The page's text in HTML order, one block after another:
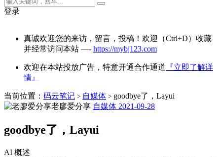
登录
真诚欢迎您的来访，留言，投稿！欢迎（Ctrl+D）收藏
并经常访问本站 —- https://mybj123.com
欢迎在本站投放广告，特意开通合作通道 『立即了解详
情』
当前位置： 码云笔记 > 自媒体 > goodbye了，Layui
老廖爱分享 自媒体 2021-09-28
goodbye了，Layui
AI 概述